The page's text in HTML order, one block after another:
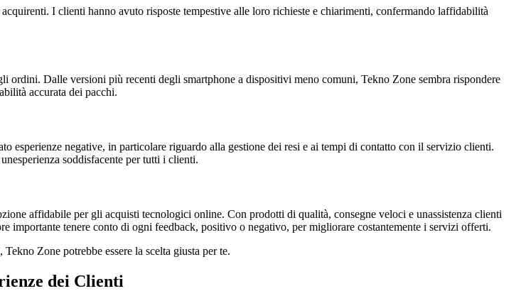
I clienti hanno avuto risposte tempestive alle loro richieste e chiarimenti, confermando laffidabilità
Dalle versioni più recenti degli smartphone a dispositivi meno comuni, Tekno Zone sembra rispondere
accurata dei pacchi.
esperienze negative, in particolare riguardo alla gestione dei resi e ai tempi di contatto con il servizio clienti.
soddisfacente per tutti i clienti.
affidabile per gli acquisti tecnologici online. Con prodotti di qualità, consegne veloci e unassistenza clienti
importante tenere conto di ogni feedback, positivo o negativo, per migliorare costantemente i servizi offerti.
Zone potrebbe essere la scelta giusta per te.
dei Clienti